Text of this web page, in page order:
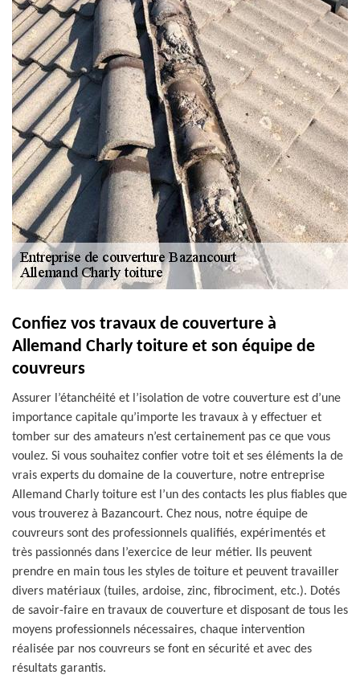
Confiez vos travaux de couverture à
Allemand Charly toiture et son équipe de
couvreurs
Assurer l’étanchéité et l’isolation de votre couverture est d’une
importance capitale qu’importe les travaux à y effectuer et
tomber sur des amateurs n’est certainement pas ce que vous
voulez. Si vous souhaitez confier votre toit et ses éléments la de
vrais experts du domaine de la couverture, notre entreprise
Allemand Charly toiture est l’un des contacts les plus fiables que
vous trouverez à Bazancourt. Chez nous, notre équipe de
couvreurs sont des professionnels qualifiés, expérimentés et
très passionnés dans l’exercice de leur métier. Ils peuvent
prendre en main tous les styles de toiture et peuvent travailler
divers matériaux (tuiles, ardoise, zinc, fibrociment, etc.). Dotés
de savoir-faire en travaux de couverture et disposant de tous les
moyens professionnels nécessaires, chaque intervention
réalisée par nos couvreurs se font en sécurité et avec des
résultats garantis.